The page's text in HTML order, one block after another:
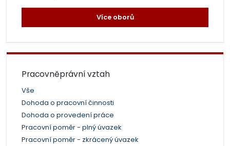
Více oborů
Pracovněprávní vztah
Vše
Dohoda o pracovní činnosti
Dohoda o provedení práce
Pracovní poměr - plný úvazek
Pracovní poměr - zkrácený úvazek